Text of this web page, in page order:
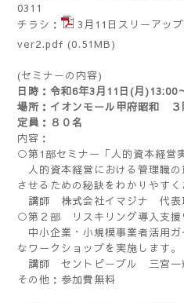
0311
チラシ：
3月11日スリーアッ
ver2.pdf (0.51MB)
(セミナーの内容)
日時：令和6年3月11日(月)13:00
場所：イオンモール甲府昭和
定員：８０名
内容：
○第1部セミナー「人的資本経営
人的資本経営における管理職
させるための秘訣をわかりやすく
講師 株式会社イマジナ 代表
○第２部 リスキリング導入支援
中小企業・小規模事業者活用
なワークショップを実施します。
講師 セントピープル 三宮一
その他：参加費無料